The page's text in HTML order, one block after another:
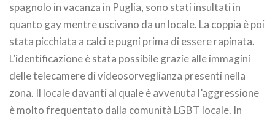
spagnolo in vacanza in Puglia, sono stati insultati in
quanto gay mentre uscivano da un locale. La coppia è poi
stata picchiata a calci e pugni prima di essere rapinata.
L’identificazione è stata possibile grazie alle immagini
delle telecamere di videosorveglianza presenti nella
zona. Il locale davanti al quale è avvenuta l’aggressione
è molto frequentato dalla comunità LGBT locale. In